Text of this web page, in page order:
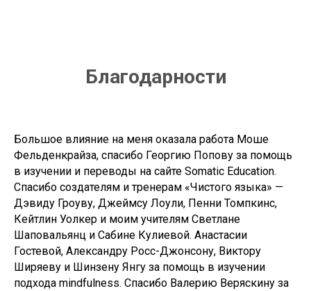
Благодарности
Большое влияние на меня оказала работа Моше
Фельденкрайза, спасибо Георгию Попову за помощь
в изучении и переводы на сайте Somatic Education.
Спасибо создателям и тренерам «Чистого языка» —
Дэвиду Гроуву, Джеймсу Лоули, Пенни Томпкинс,
Кейтлин Уолкер и моим учителям Светлане
Шаповальянц и Сабине Кулиевой. Анастасии
Гостевой, Александру Росс-Джонсону, Виктору
Ширяеву и Шинзену Янгу за помощь в изучении
подхода mindfulness. Спасибо Валерию Веряскину за